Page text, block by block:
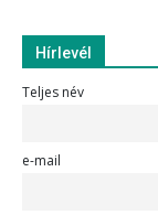
Hírlevél
Teljes név
e-mail